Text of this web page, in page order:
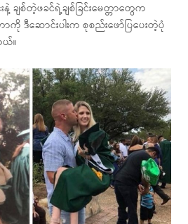
ချစ်တဲ့ဖခင်ရဲ့ချစ်ခြင်းမေတ္တာတွေက
ဆောင်းပါးက စုစည်းဖော်ပြပေးတဲ့ပုံ
ယ်။